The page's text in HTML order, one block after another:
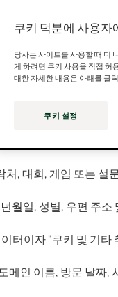
읽고 당사 웹사이
수 있습니다. 이 페
정보
는 서비스와 장치 설
의 개인정보")에는 다
, 대회, 게임 또는
월일, 성별, 우편 주
터이자 "쿠키 및 기
메인 이름, 방문 날짜,
쿠키 덕분에 사용자
당사는 사이트를 사용할 때 더
게 하려면 쿠키 사용을 직접 허
대한 자세한 내용은 아래를 클
쿠키 설정